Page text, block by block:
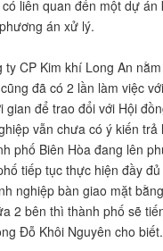
liên quan đến một dự
án xử lý.
CP Kim khí Long An
đã có 2 lần làm việc
để trao đổi với Hội
vẫn chưa có ý kiến
phố Biên Hòa đang lên
tiếp tục thực hiện đầy
nghiệp bàn giao mặt
2 bên thì thành phố sẽ
Đỗ Khôi Nguyên cho biết.